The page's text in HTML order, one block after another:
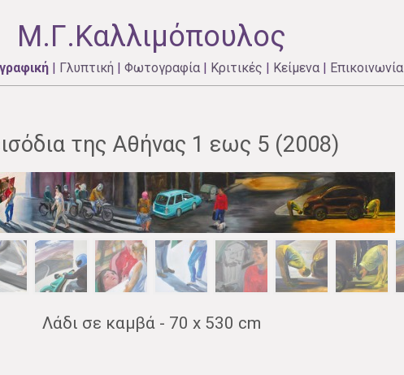
Μ.Γ.Καλλιμόπουλος
| Γλυπτική | Φωτογραφία| Κριτικές | Κείμενα| Επικοινωνία
της Αθήνας 1 εως 5 (2008)
Λάδι σε καμβά - 70 x 530 cm